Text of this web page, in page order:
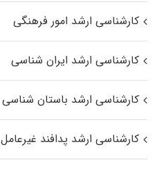
کارشناسی ارشد امور فرهنگی
کارشناسی ارشد ایران شناسی
کارشناسی ارشد باستان شناسی
کارشناسی ارشد پدافند غیرعامل